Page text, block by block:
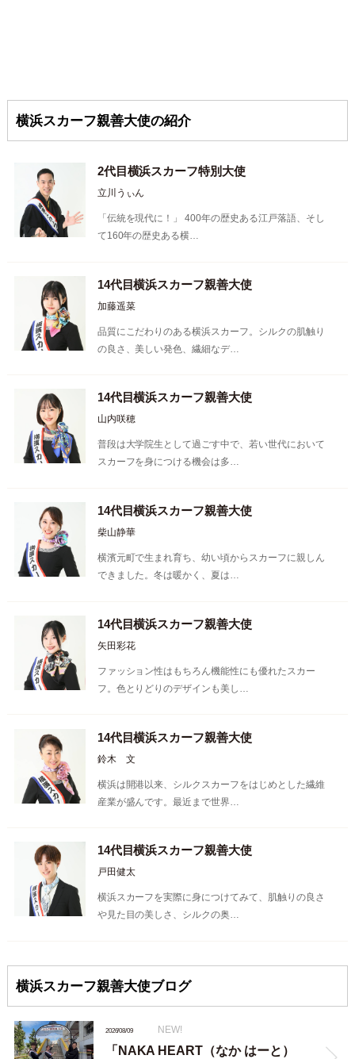
横浜スカーフ親善大使の紹介
2代目横浜スカーフ特別大使
立川うぃん
「伝統を現代に！」 400年の歴史ある江戸落語、そし
て160年の歴史ある横…
14代目横浜スカーフ親善大使
加藤遥菜
品質にこだわりのある横浜スカーフ。シルクの肌触り
の良さ、美しい発色、繊細なデ…
14代目横浜スカーフ親善大使
山内咲穂
普段は大学院生として過ごす中で、若い世代において
スカーフを身につける機会は多…
14代目横浜スカーフ親善大使
柴山静華
横濱元町で生まれ育ち、幼い頃からスカーフに親しん
できました。冬は暖かく、夏は…
14代目横浜スカーフ親善大使
矢田彩花
ファッション性はもちろん機能性にも優れたスカー
フ。色とりどりのデザインも美し…
14代目横浜スカーフ親善大使
鈴木 文
横浜は開港以来、シルクスカーフをはじめとした繊維
産業が盛んです。最近まで世界…
14代目横浜スカーフ親善大使
戸田健太
横浜スカーフを実際に身につけてみて、肌触りの良さ
や見た目の美しさ、シルクの奥…
横浜スカーフ親善大使ブログ
2026/08/09 NEW!
「NAKA HEART（なか はーと）